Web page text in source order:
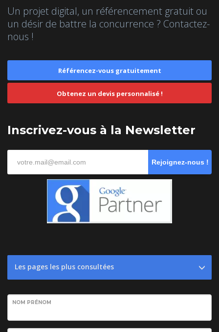
Un projet digital, un référencement gratuit ou
un désir de battre la concurrence ? Contactez-
nous !
Référencez-vous gratuitement
Obtenez un devis personnalisé !
Inscrivez-vous à la Newsletter
Rejoignez-nous !
Les pages les plus consultées
NOM PRÉNOM